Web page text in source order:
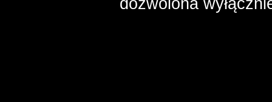
dozwolona